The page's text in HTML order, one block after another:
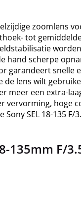
zoomlens
tot
hand scherpe
garandeert snelle
lens wilt
meer een extra-
vervorming, hoge
SEL 18-135
135mm F/